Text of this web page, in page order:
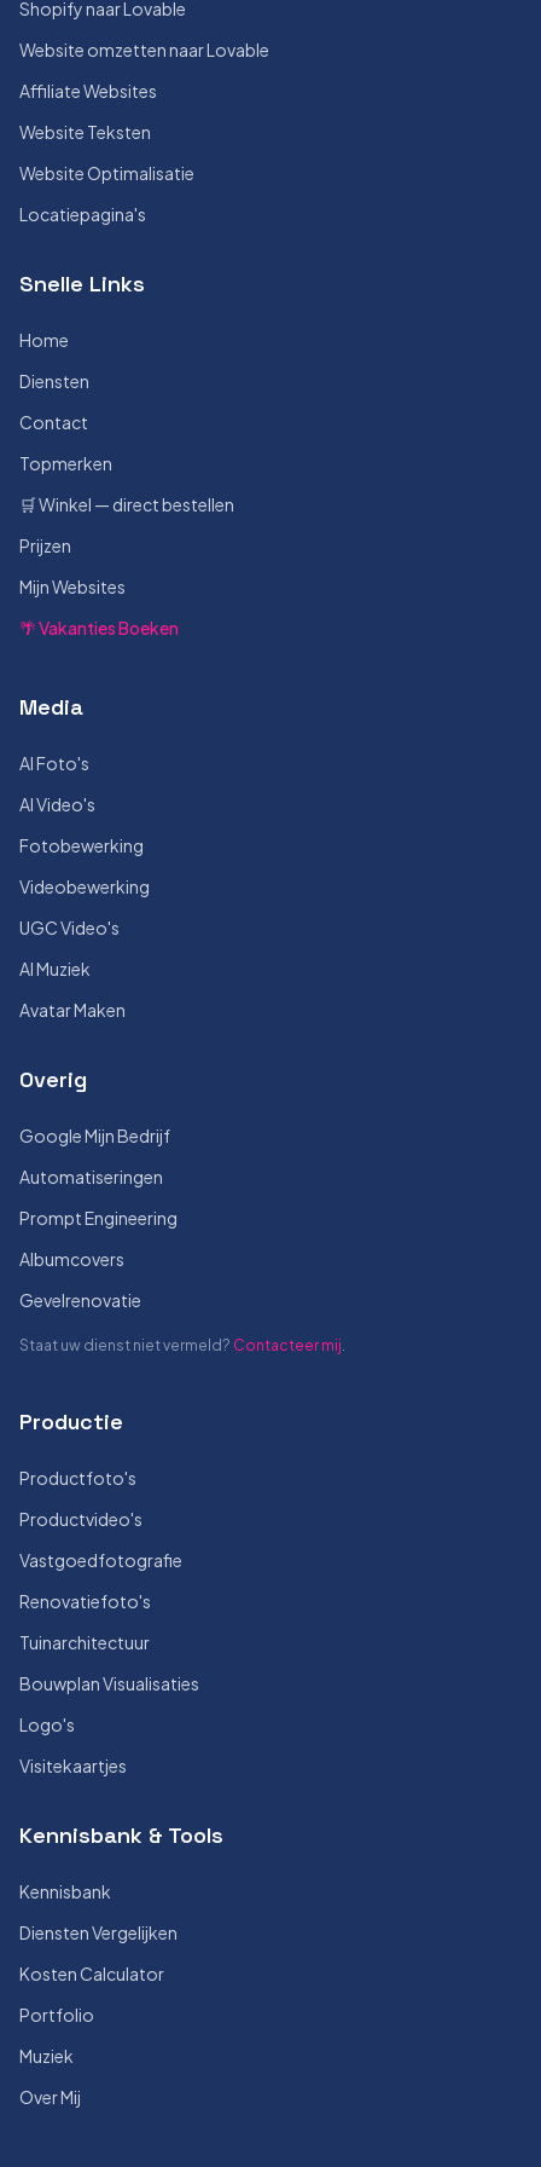
Shopify naar Lovable
Website omzetten naar Lovable
Affiliate Websites
Website Teksten
Website Optimalisatie
Locatiepagina's
Snelle Links
Home
Diensten
Contact
Topmerken
🛒 Winkel — direct bestellen
Prijzen
Mijn Websites
🌴 Vakanties Boeken
Media
AI Foto's
AI Video's
Fotobewerking
Videobewerking
UGC Video's
AI Muziek
Avatar Maken
Overig
Google Mijn Bedrijf
Automatiseringen
Prompt Engineering
Albumcovers
Gevelrenovatie
Staat uw dienst niet vermeld? Contacteer mij.
Productie
Productfoto's
Productvideo's
Vastgoedfotografie
Renovatiefoto's
Tuinarchitectuur
Bouwplan Visualisaties
Logo's
Visitekaartjes
Kennisbank & Tools
Kennisbank
Diensten Vergelijken
Kosten Calculator
Portfolio
Muziek
Over Mij